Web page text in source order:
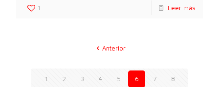
1 Leer más
Anterior
1 2 3 4 5 6 7 8